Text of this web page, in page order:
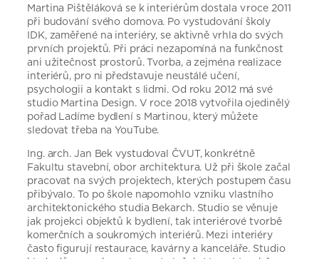
Martina Pištěláková se k interiérům dostala v roce 2011
při budování svého domova. Po vystudování školy
IDK, zaměřené na interiéry, se aktivně vrhla do svých
prvních projektů. Při práci nezapomíná na funkčnost
ani užitečnost prostorů. Tvorba, a zejména realizace
interiérů, pro ni představuje neustálé učení,
psychologii a kontakt s lidmi. Od roku 2012 má své
studio Martina Design. V roce 2018 vytvořila ojedinělý
pořad Ladíme bydlení s Martinou, který můžete
sledovat třeba na YouTube.
Ing. arch. Jan Bek vystudoval ČVUT, konkrétně
Fakultu stavební, obor architektura. Už při škole začal
pracovat na svých projektech, kterých postupem času
přibývalo. To po škole napomohlo vzniku vlastního
architektonického studia Bekarch. Studio se věnuje
jak projekci objektů k bydlení, tak interiérové tvorbě
komerčních a soukromých interiérů. Mezi interiéry
často figurují restaurace, kavárny a kanceláře. Studio